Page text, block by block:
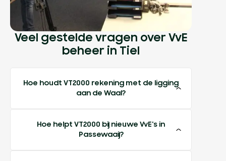
Veel gestelde vragen over VvE
beheer in Tiel
Hoe houdt VT2000 rekening met de ligging
aan de Waal?
Hoe helpt VT2000 bij nieuwe VvE's in
Passewaaij?